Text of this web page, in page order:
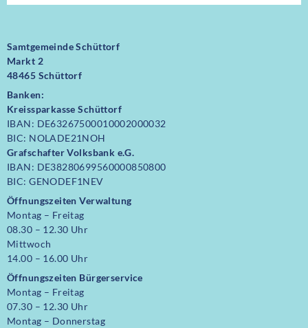
Samtgemeinde Schüttorf
Markt 2
48465 Schüttorf
Banken:
Kreissparkasse Schüttorf
IBAN: DE63267500010002000032
BIC: NOLADE21NOH
Grafschafter Volksbank e.G.
IBAN: DE38280699560000850800
BIC: GENODEF1NEV
Öffnungszeiten Verwaltung
Montag – Freitag
08.30 – 12.30 Uhr
Mittwoch
14.00 – 16.00 Uhr
Öffnungszeiten Bürgerservice
Montag – Freitag
07.30 – 12.30 Uhr
Montag – Donnerstag